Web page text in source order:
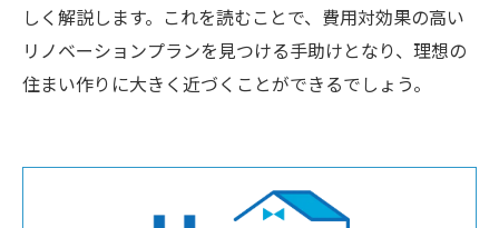
しく解説します。これを読むことで、費用対効果の高い
リノベーションプランを見つける手助けとなり、理想の
住まい作りに大きく近づくことができるでしょう。